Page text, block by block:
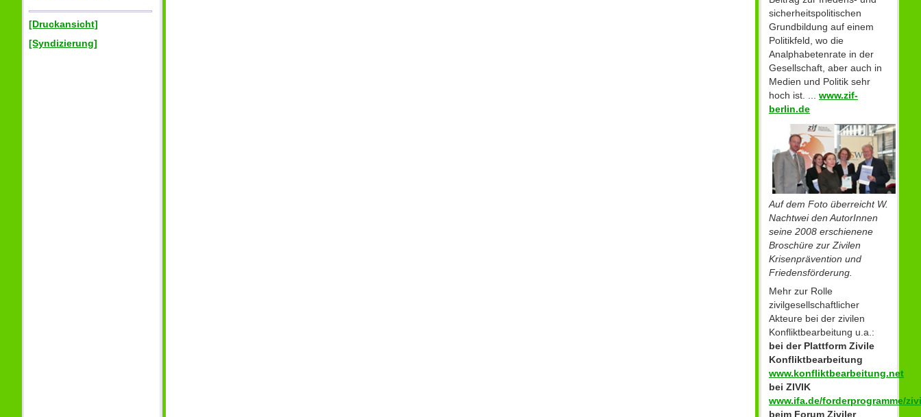
[Druckansicht]
[Syndizierung]
sicherheitspolitischen
Grundbildung auf einem
Politikfeld, wo die
Analphabetenrate in der
Gesellschaft, aber auch in
Medien und Politik sehr
hoch ist. ... www.zif-
berlin.de
Auf dem Foto überreicht W.
Nachtwei den AutorInnen
seine 2008 erschienene
Broschüre zur Zivilen
Krisenprävention und
Friedensförderung.
Mehr zur Rolle
zivilgesellschaftlicher
Akteure bei der zivilen
Konfliktbearbeitung u.a.:
bei der Plattform Zivile
Konfliktbearbeitung
www.konfliktbearbeitung.net
bei ZIVIK
www.ifa.de/forderprogramme/
beim Forum Ziviler